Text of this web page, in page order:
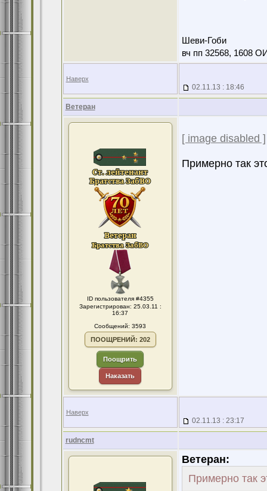
Шеви-Гоби
вч пп 32568, 1608
Наверх
02.11.13 : 18:46
Ветеран
ID пользователя #4355
Зарегистрирован: 25.03.11 :
16:37
Сообщений: 3593
ПООЩРЕНИЙ: 202
Поощрить
Наказать
[ image disabled ]
Примерно так
Наверх
02.11.13 : 23:17
rudncmt
Ветеран:
Примерно так